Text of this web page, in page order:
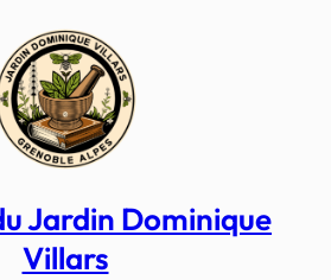
Jardin Dominique
Villars